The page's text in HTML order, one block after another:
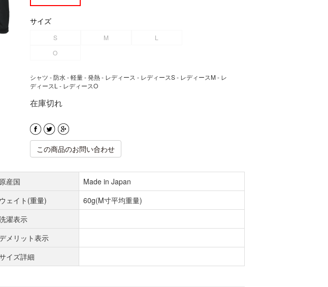
サイズ
S M
L
O
シャツ - 防水 - 軽量 - 発熱 - レディース - レディースS - レディースM - レ
ディースL - レディースO
在庫切れ
この商品のお問い合わせ
原産国
Made in Japan
ウェイト(重量)
60g(M寸平均重量)
濯表示
メリット表示
イズ詳細